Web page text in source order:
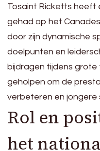
Tosaint Ricketts heeft
gehad op het
door zijn dynamische
doelpunten en
bijdragen tijdens
geholpen om de
verbeteren en jongere
Rol en
het